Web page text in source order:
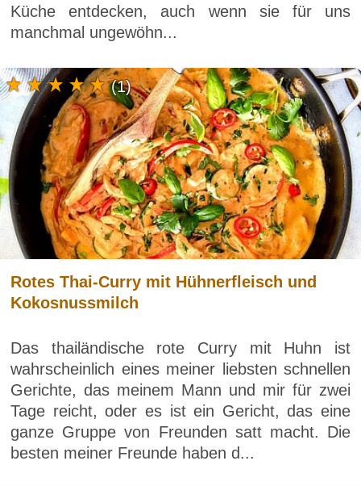
Küche entdecken, auch wenn sie für uns
manchmal ungewöhn...
Rotes Thai-Curry mit Hühnerfleisch und
Kokosnussmilch
Das thailändische rote Curry mit Huhn ist
wahrscheinlich eines meiner liebsten schnellen
Gerichte, das meinem Mann und mir für zwei
Tage reicht, oder es ist ein Gericht, das eine
ganze Gruppe von Freunden satt macht. Die
besten meiner Freunde haben d...
(1)